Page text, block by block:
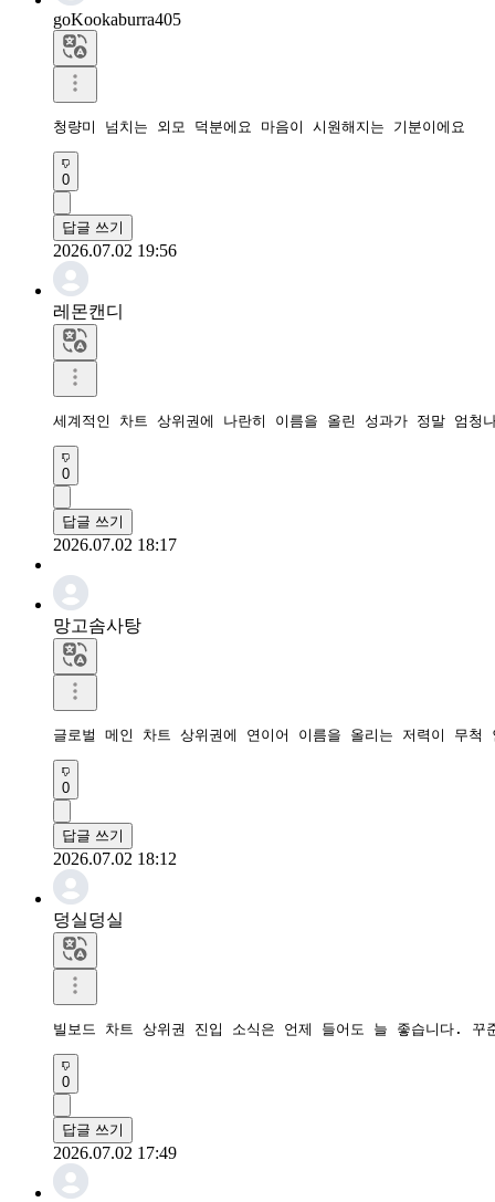
goKookaburra405
청량미 넘치는 외모 덕분에요 마음이 시원해지는 기분이에요
0
답글 쓰기
2026.07.02 19:56
레몬캔디
세계적인 차트 상위권에 나란히 이름을 올린 성과가 정말 엄청
0
답글 쓰기
2026.07.02 18:17
망고솜사탕
글로벌 메인 차트 상위권에 연이어 이름을 올리는 저력이 무
0
답글 쓰기
2026.07.02 18:12
덩실덩실
빌보드 차트 상위권 진입 소식은 언제 들어도 늘 좋습니다. 꾸
0
답글 쓰기
2026.07.02 17:49